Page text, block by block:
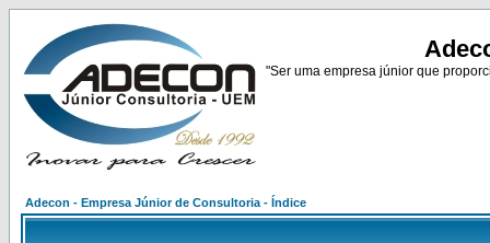
"Ser uma empresa júnior que
Adecon - Empresa Júnior de Consultoria - Índice